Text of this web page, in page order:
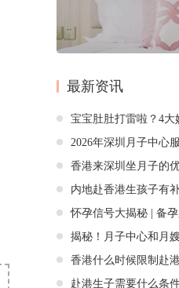
最新资讯
宝宝肚肚打雷啦？4大
2026年深圳月子中心
香港来深圳坐月子的
内地赴香港生孩子有
怀孕信号大揭秘 | 备孕
揭秘！月子中心和月
香港什么时候限制赴
赴港生子需要什么条